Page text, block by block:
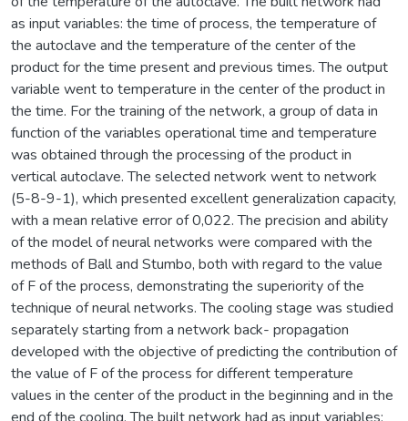
as input variables: the time of process, the temperature of
the autoclave and the temperature of the center of the
product for the time present and previous times. The output
variable went to temperature in the center of the product in
the time. For the training of the network, a group of data in
function of the variables operational time and temperature
was obtained through the processing of the product in
vertical autoclave. The selected network went to network
(5-8-9-1), which presented excellent generalization capacity,
with a mean relative error of 0,022. The precision and ability
of the model of neural networks were compared with the
methods of Ball and Stumbo, both with regard to the value
of F of the process, demonstrating the superiority of the
technique of neural networks. The cooling stage was studied
separately starting from a network back- propagation
developed with the objective of predicting the contribution of
the value of F of the process for different temperature
values in the center of the product in the beginning and in the